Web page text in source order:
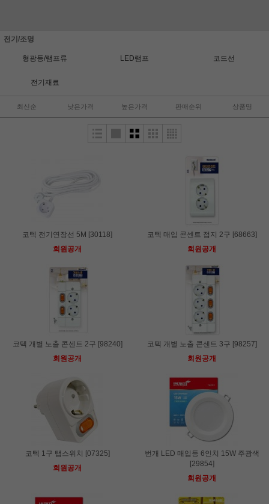
전기/조명
형광등/램프류 LED램프 코드선
전기재료
최신순 낮은가격 높은가격 판매순위 상품명
코텍 전기연장선 5M [30118]
회원공개
코텍 매입 콘센트 접지 2구 [68663]
회원공개
코텍 개별 노출 콘센트 2구 [98240]
회원공개
코텍 개별 노출 콘센트 3구 [98257]
회원공개
코텍 1구 탭스위치 [07325]
회원공개
번개 LED 매입등 6인치 15W 주광색
[29854]
회원공개